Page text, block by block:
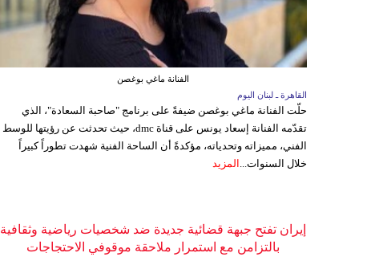
الفنانة ماغي بوغصن
القاهرة ـ لبنان اليوم
حلّت الفنانة ماغي بوغصن ضيفةً على برنامج "صاحبة السعادة"، الذي
تقدّمه الفنانة إسعاد يونس على قناة dmc، حيث تحدثت عن رؤيتها للوسط
الفني، مميزاته وتحدياته، مؤكدةً أن الساحة الفنية شهدت تطوراً كبيراً
خلال السنوات... المزيد
إيران تفتح جبهة قضائية جديدة ضد شخصيات رياضية وثقافية
بالتزامن مع استمرار ملاحقة موقوفي الاحتجاجات